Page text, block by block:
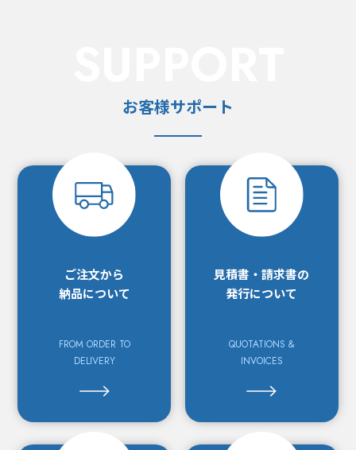
お客様サポート
ご注文から
納品について
FROM ORDER TO
DELIVERY
見積書・請求書の
発行について
QUOTATIONS &
INVOICES